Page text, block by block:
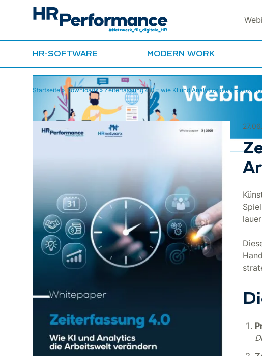
HR-SOFTWARE MODERN WORK
Startseite»Downloads»Zeiterfassung 4.0 – wie KI und Analytics die Arbeitswelt